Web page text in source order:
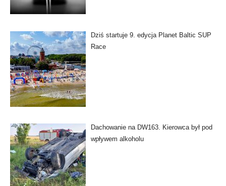
Dziś startuje 9. edycja Planet Baltic SUP
Race
Dachowanie na DW163. Kierowca był pod
wpływem alkoholu